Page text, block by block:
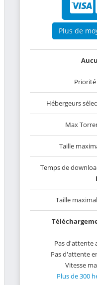
Plus de
Hébergeurs
Max
Taille
Temps de
Taille
Pas d'attente
Pas d'attente
Vitesse
Plus de 300